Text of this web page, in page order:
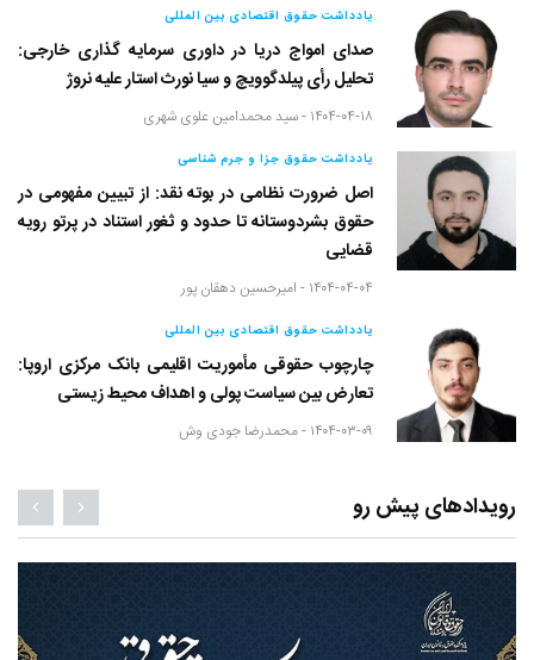
یادداشت حقوق اقتصادی بین المللی
صدای امواج دریا در داوری سرمایه گذاری خارجی:
تحلیل رأی پیلدگوویچ و سیا نورث استار علیه نروژ
۱۴۰۴-۰۴-۱۸ - سید محمدامین علوی شهری
یادداشت حقوق جزا و جرم شناسی
اصل ضرورت نظامی در بوته نقد: از تبیین مفهومی در
حقوق بشردوستانه تا حدود و ثغور استناد در پرتو رویه
قضایی
۱۴۰۴-۰۴-۰۴ - امیرحسین دهقان پور
یادداشت حقوق اقتصادی بین المللی
چارچوب حقوقی مأموریت اقلیمی بانک مرکزی اروپا:
تعارض بین سیاست پولی و اهداف محیط زیستی
۱۴۰۴-۰۳-۰۹ - محمدرضا جودی وش
رویدادهای پیش رو